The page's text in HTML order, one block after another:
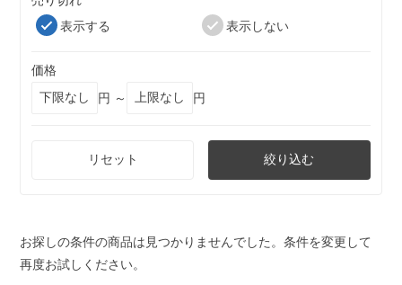
表示する
表示しない
価格
円 ～
円
リセット 絞り込む
お探しの条件の商品は見つかりませんでした。条件を変更して
再度お試しください。